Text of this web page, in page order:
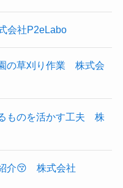
会社P2eLabo
の草刈り作業 株式会
ものを活かす工夫 株
介😚 株式会社